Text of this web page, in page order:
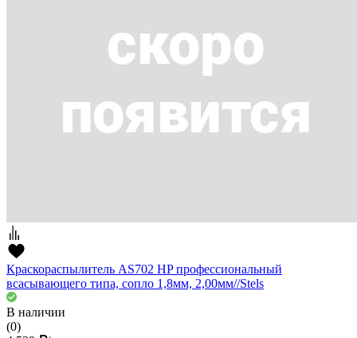
Краскораспылитель AS702 HP профессиональный
всасывающего типа, сопло 1,8мм, 2,00мм//Stels
В наличии
(0)